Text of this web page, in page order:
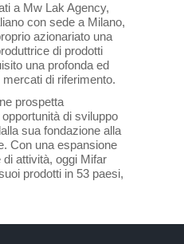
a Mw Lak Agency,
con sede a Milano,
azionariato una
di prodotti
una profonda ed
di riferimento.
prospetta
di sviluppo
sua fondazione alla
Con una espansione
attività, oggi Mifar
prodotti in 53 paesi,